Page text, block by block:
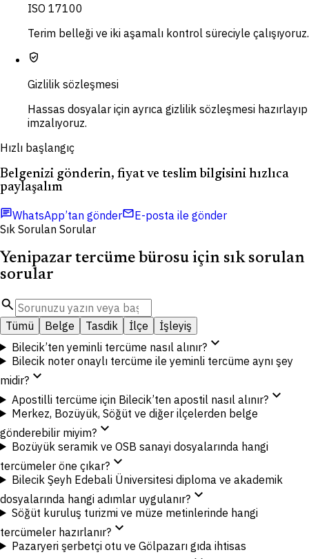
ISO 17100
Terim belleği ve iki aşamalı kontrol süreciyle çalışıyoruz.
verified_user
Gizlilik sözleşmesi
Hassas dosyalar için ayrıca gizlilik sözleşmesi hazırlayıp
imzalıyoruz.
Hızlı başlangıç
Belgenizi gönderin, fiyat ve teslim bilgisini hızlıca
paylaşalım
chatWhatsApp’tan göndermailE-posta ile gönder
Sık Sorulan Sorular
Yenipazar tercüme bürosu için sık sorulan
sorular
search
Tümü Belge Tasdik İlçe
İşleyiş
Bilecik’ten yeminli tercüme nasıl alınır?expand_more
Bilecik noter onaylı tercüme ile yeminli tercüme aynı şey
midir? expand_more
Apostilli tercüme için Bilecik’ten apostil nasıl alınır?expand_more
Merkez, Bozüyük, Söğüt ve diğer ilçelerden belge
gönderebilir miyim? expand_more
Bozüyük seramik ve OSB sanayi dosyalarında hangi
tercümeler öne çıkar? expand_more
Bilecik Şeyh Edebali Üniversitesi diploma ve akademik
dosyalarında hangi adımlar uygulanır? expand_more
Söğüt kuruluş turizmi ve müze metinlerinde hangi
tercümeler hazırlanır? expand_more
Pazaryeri şerbetçi otu ve Gölpazarı gıda ihtisas